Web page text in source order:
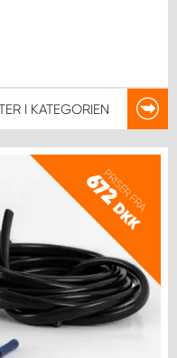
I KATEGORIEN
PRISER FRA
672
DKK